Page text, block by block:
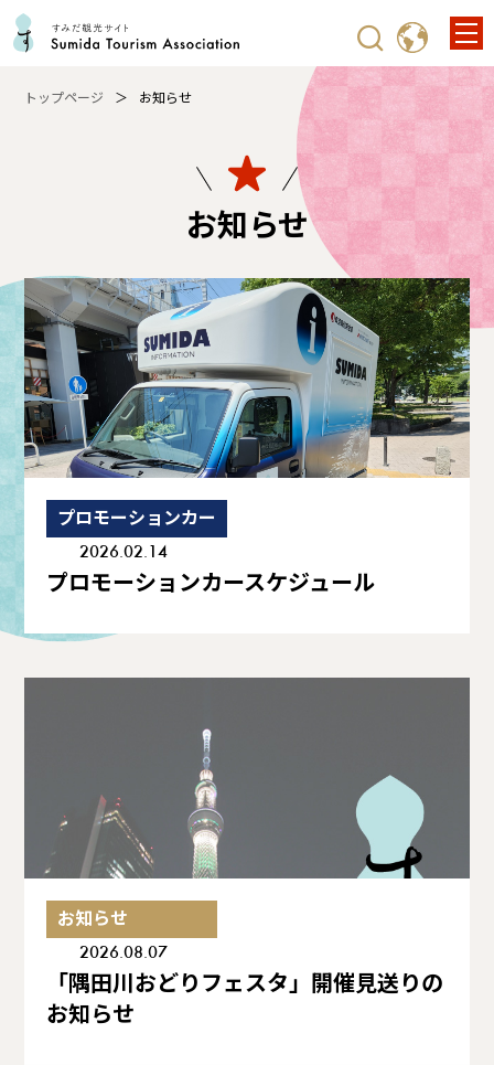
トップページ お知らせ
お知らせ
プロモーションカー
2026.02.14
プロモーションカースケジュール
お知らせ
2026.08.07
「隅田川おどりフェスタ」開催見送りの
お知らせ